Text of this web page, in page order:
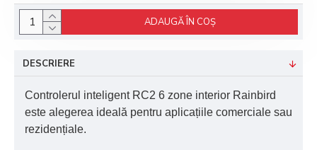
ADAUGĂ ÎN COŞ
DESCRIERE
Controlerul inteligent RC2 6 zone interior Rainbird
este alegerea ideală pentru aplicațiile comerciale sau
rezidențiale.